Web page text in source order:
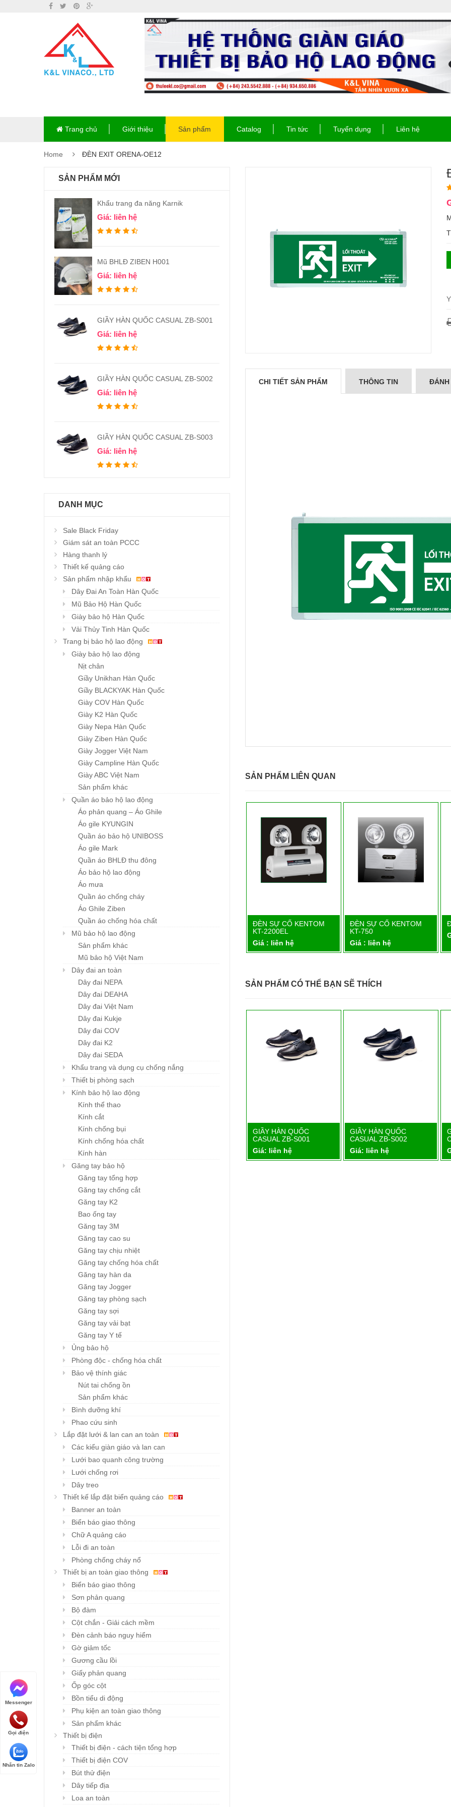
Trang chủ Giới thiệu Sản phẩm Catalog Tin tức Tuyển dụng Liên hệ
Home ĐÈN EXIT ORENA-OE12
SẢN PHẨM MỚI
Khẩu trang đa năng Karnik
Giá: liên hệ
Mũ BHLĐ ZIBEN H001
Giá: liên hệ
GIẦY HÀN QUỐC CASUAL ZB-S001
Giá: liên hệ
GIẦY HÀN QUỐC CASUAL ZB-S002
Giá: liên hệ
GIẦY HÀN QUỐC CASUAL ZB-S003
Giá: liên hệ
DANH MỤC
Sale Black Friday
Giám sát an toàn PCCC
Hàng thanh lý
Thiết kế quảng cáo
Sản phẩm nhập khẩu
Dây Đai An Toàn Hàn Quốc
Mũ Bảo Hộ Hàn Quốc
Giày bảo hộ Hàn Quốc
Vải Thủy Tinh Hàn Quốc
Trang bị bảo hộ lao động
Giày bảo hộ lao động
Nịt chân
Giầy Unikhan Hàn Quốc
Giầy BLACKYAK Hàn Quốc
Giày COV Hàn Quốc
Giày K2 Hàn Quốc
Giày Nepa Hàn Quốc
Giày Ziben Hàn Quốc
Giày Jogger Việt Nam
Giày Campline Hàn Quốc
Giày ABC Việt Nam
Sản phẩm khác
Quần áo bảo hộ lao động
Áo phản quang – Áo Ghile
Áo gile KYUNGIN
Quần áo bảo hộ UNIBOSS
Áo gile Mark
Quần áo BHLĐ thu đông
Áo bảo hộ lao động
Áo mưa
Quần áo chống cháy
Áo Ghile Ziben
Quần áo chống hóa chất
Mũ bảo hộ lao động
Sản phẩm khác
Mũ bảo hộ Việt Nam
Dây đai an toàn
Dây đai NEPA
Dây đai DEAHA
Dây đai Việt Nam
Dây đai Kukje
Dây đai COV
Dây đai K2
Dây đai SEDA
Khẩu trang và dụng cụ chống nắng
Thiết bị phòng sạch
Kính bảo hộ lao động
Kính thể thao
Kính cắt
Kính chống bụi
Kính chống hóa chất
Kính hàn
Găng tay bảo hộ
Găng tay tổng hợp
Găng tay chống cắt
Găng tay K2
Bao ống tay
Găng tay 3M
Găng tay cao su
Găng tay chịu nhiệt
Găng tay chống hóa chất
Găng tay hàn da
Găng tay Jogger
Găng tay phòng sạch
Găng tay sợi
Găng tay vải bạt
Găng tay Y tế
Ủng bảo hộ
Phòng độc - chống hóa chất
Bảo vệ thính giác
Nút tai chống ồn
Sản phẩm khác
Bình dưỡng khí
Phao cứu sinh
Lắp đặt lưới & lan can an toàn
Các kiểu giàn giáo và lan can
Lưới bao quanh công trường
Lưới chống rơi
Dây treo
Thiết kế lắp đặt biển quảng cáo
Banner an toàn
Biển báo giao thông
Chữ A quảng cáo
Lỗi đi an toàn
Phòng chống cháy nổ
Thiết bị an toàn giao thông
Biển báo giao thông
Sơn phản quang
Bộ đàm
Cột chắn - Giải cách mềm
Đèn cảnh báo nguy hiểm
Gờ giảm tốc
Gương cầu lồi
Giấy phản quang
Ốp góc cột
Bồn tiểu di động
Phụ kiện an toàn giao thông
Sản phẩm khác
Thiết bị điện
Thiết bị điện - cách tiện tổng hợp
Thiết bị điện COV
Bút thử điện
Dây tiếp địa
Loa an toàn
CHI TIẾT SẢN PHẨM THÔNG TIN ĐÁNH
SẢN PHẨM LIÊN QUAN
ĐÈN PIN 0999
Giá : liên hệ
ĐÈN EXIT ORENA-OE12
Chi tiết
ĐÈN SỰ CỐ KENTOM
KT-2200EL
Giá : liên hệ
Chi tiết
ĐÈN SỰ CỐ KENTOM
KT-750
Giá : liên hệ
SẢN PHẨM CÓ THỂ BẠN SẼ THÍCH
Chi tiết
Khẩu trang đa năng
Giá: liên hệ
Chi tiết
GIẦY HÀN QUỐC
CASUAL ZB-S001
Giá: liên hệ
Chi tiết
GIẦY HÀN QUỐC
CASUAL ZB-S002
Giá: liên hệ
Messenger
Gọi điện
Nhắn tin Zalo